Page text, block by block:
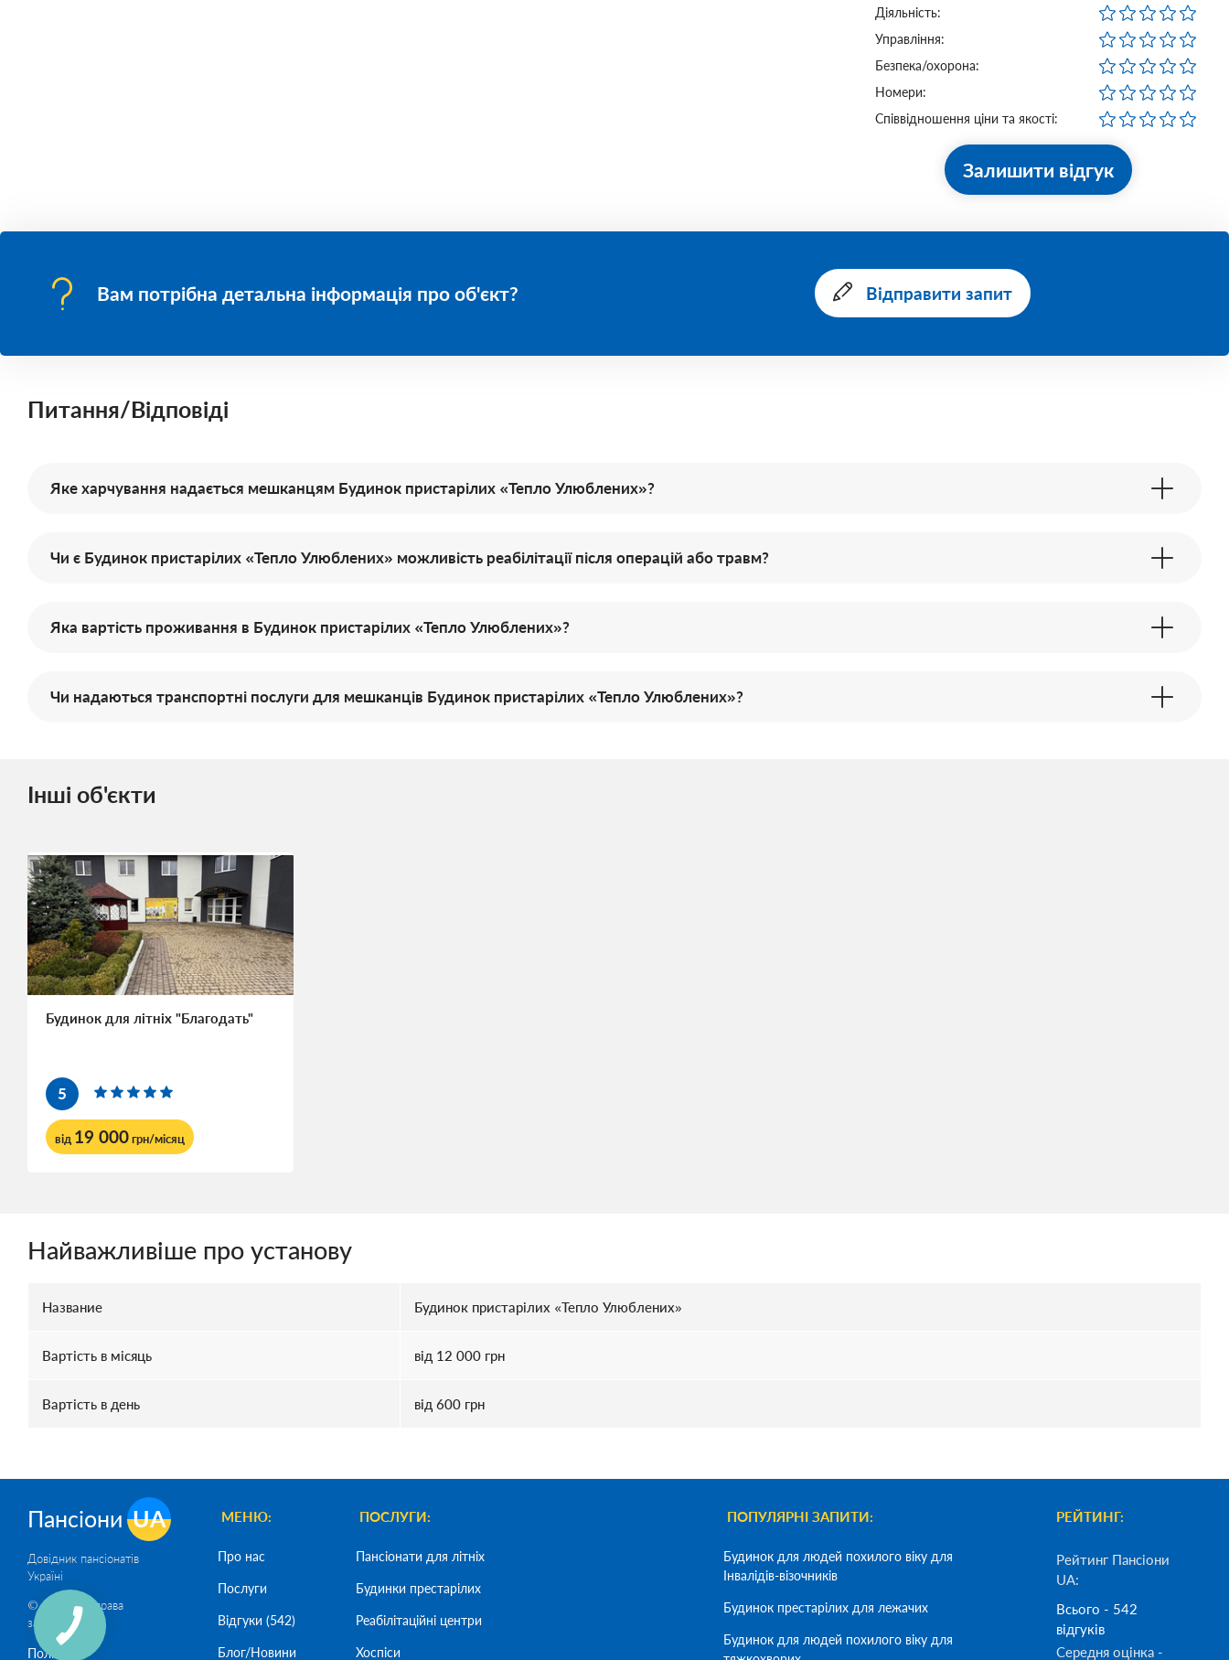
Діяльність:
Управління:
Безпека/охорона:
Номери:
Співвідношення ціни та якості:
Залишити відгук
Вам потрібна детальна інформація про об'єкт? Відправити запит
Питання/Відповіді
Яке харчування надається мешканцям Будинок пристарілих «Тепло Улюблених»?
Чи є Будинок пристарілих «Тепло Улюблених» можливість реабілітації після операцій або травм?
Яка вартість проживання в Будинок пристарілих «Тепло Улюблених»?
Чи надаються транспортні послуги для мешканців Будинок пристарілих «Тепло Улюблених»?
Інші об'єкти
Будинок для літніх "Благодать"
5
від 19 000грн/місяц
Найважливіше про установу
Название Будинок пристарілих «Тепло Улюблених»
Вартість в місяць від 12 000 грн
Вартість в день від 600 грн
Пансіони UA
Довідник пансіонатів
Україні
© 2026 Всі права
захищені
Политика
МЕНЮ:
Про нас
Послуги
Відгуки (542)
Блог/Новини
ПОСЛУГИ:
Пансіонати для літніх
Будинки престарілих
Реабілітаційні центри
Хоспіси
ПОПУЛЯРНІ ЗАПИТИ:
Будинок для людей похилого віку для
Інвалідів-візочників
Будинок престарілих для лежачих
Будинок для людей похилого віку для
РЕЙТИНГ:
Рейтинг Пансіони
UA:
Всього - 542
відгуків
Середня оцінка -